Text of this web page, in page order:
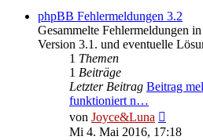
phpBB Fehlermeldungen 3.2
Gesammelte Fehlermeldungen
Version 3.1. und eventuelle
1 Themen
1 Beiträge
Letzter Beitrag Beitrag
funktioniert n…
von Joyce&Luna
Beitrag
Mi 4. Mai 2016, 17:18